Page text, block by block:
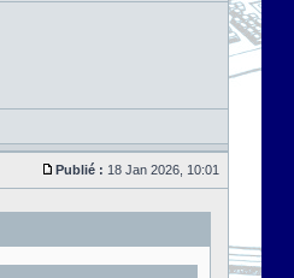
Publié : 18 Jan 2026, 10:01